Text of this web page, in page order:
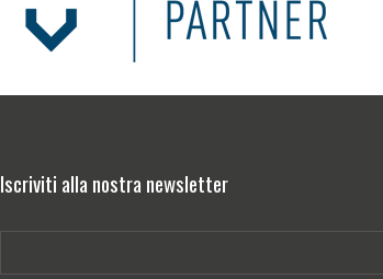
Iscriviti alla nostra newsletter